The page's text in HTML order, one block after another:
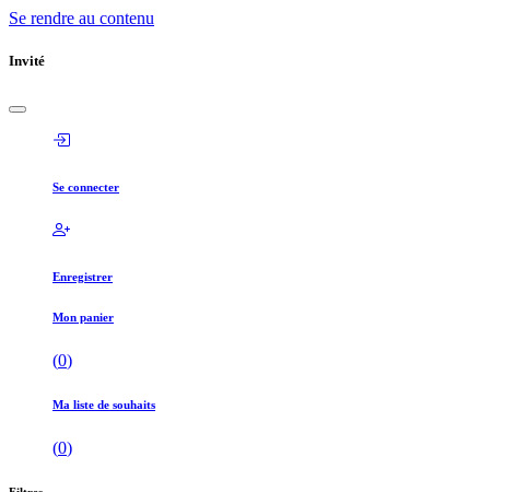
Se rendre au contenu
Invité
Se connecter
Enregistrer
Mon panier
(0)
Ma liste de souhaits
(0)